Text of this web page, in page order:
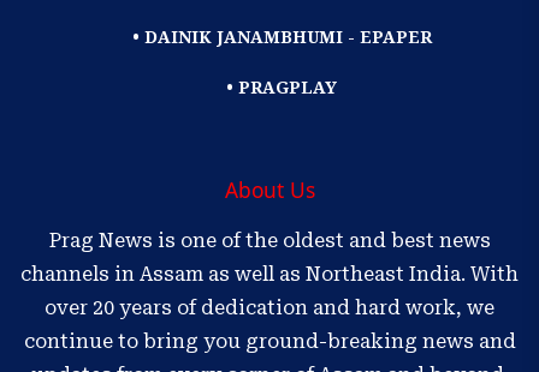
• DAINIK JANAMBHUMI - EPAPER
• PRAGPLAY
About Us
Prag News is one of the oldest and best news
channels in Assam as well as Northeast India. With
over 20 years of dedication and hard work, we
continue to bring you ground-breaking news and